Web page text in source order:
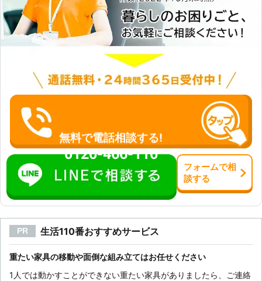
無料で電話相談する!
0120-466-110
フォームで相
談する
PR 生活110番おすすめサービス
重たい家具の移動や面倒な組み立てはお任せください
1人では動かすことができない重たい家具がありましたら、ご連絡